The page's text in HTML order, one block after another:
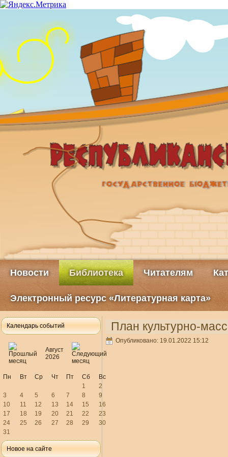
Новости Библиотека Читателям
Электронный ресурс «Литературная карта»
Календарь событий
Август
2026
Пн Вт Ср Чт Пт Сб
Вс
1
2
3
4 5 6 7 8
9
10
11 12 13 14 15
16
17
18 19 20 21 22
23
24
25 26 27 28 29
30
31
Новое на сайте
План культурно-
Опубликовано: 19.01.2022 15:12